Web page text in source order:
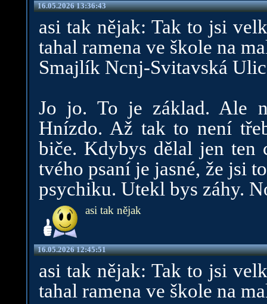
16.05.2026 13:36:43
asi tak nějak: Tak to jsi
tahal ramena ve škole na
Smajlík Ncnj-Svitavská
Jo jo. To je základ. Ale
Hnízdo. Až tak to není
biče. Kdybys dělal jen
tvého psaní je jasné, že jsi
psychiku. Utekl bys záhy.
asi tak nějak
16.05.2026 12:45:51
asi tak nějak: Tak to jsi
tahal ramena ve škole na